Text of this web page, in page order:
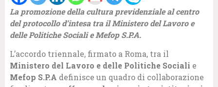
La promozione della cultura previdenziale al centro
del protocollo d’intesa tra il Ministero del Lavoro e
delle Politiche Sociali e Mefop S.P.A.
L’accordo triennale, firmato a Roma, tra il
Ministero del Lavoro e delle Politiche Sociali e
Mefop S.P.A definisce un quadro di collaborazione